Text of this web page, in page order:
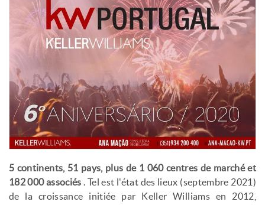
5 continents, 51 pays, plus de 1 060 centres de marché et
182 000 associés . Tel est l'état des lieux (septembre 2021)
de la croissance initiée par Keller Williams en 2012,